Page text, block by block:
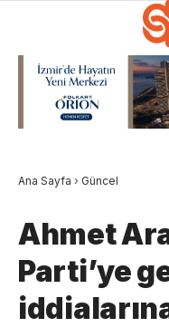
Ana Sayfa › Güncel
Ahmet
Parti’ye